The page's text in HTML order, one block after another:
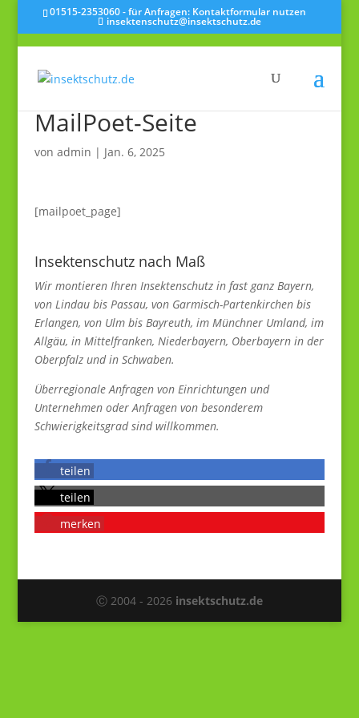
01515-2353060 - für Anfragen: Kontaktformular nutzen
insektenschutz@insektschutz.de
MailPoet-Seite
von admin | Jan. 6, 2025
[mailpoet_page]
Insektenschutz nach Maß
Wir montieren Ihren Insektenschutz in fast ganz Bayern,
von Lindau bis Passau, von Garmisch-Partenkirchen bis
Erlangen, von Ulm bis Bayreuth, im Münchner Umland, im
Allgäu, in Mittelfranken, Niederbayern, Oberbayern in der
Oberpfalz und in Schwaben.
Überregionale Anfragen von Einrichtungen und
Unternehmen oder Anfragen von besonderem
Schwierigkeitsgrad sind willkommen.
teilen
teilen
merken
Ⓒ 2004 - 2026 insektschutz.de